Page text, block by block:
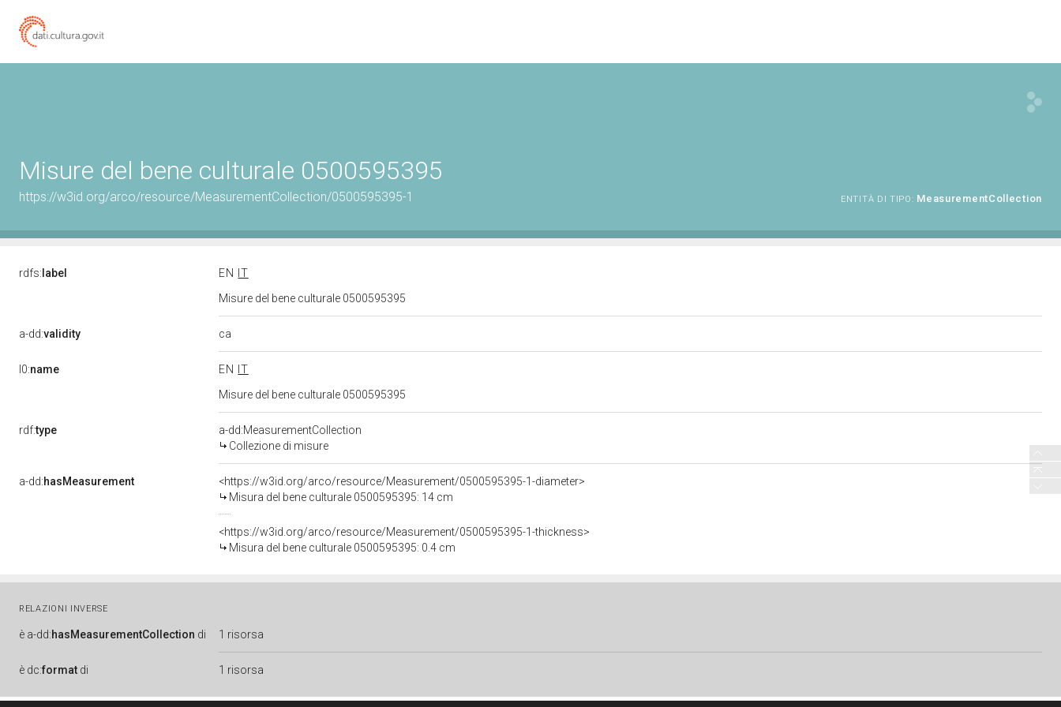
Misure del bene culturale 0500595395
https://w3id.org/arco/resource/MeasurementCollection/0500595395-1 ENTITÀ DI TIPO: MeasurementCollection
rdfs: label EN
IT
Misure del bene culturale 0500595395
a-dd:validity ca
l0:name EN
IT
Misure del bene culturale 0500595395
rdf:type
a-dd:MeasurementCollection
Collezione di misure
a-dd:hasMeasurement
<https://w3id.org/arco/resource/Measurement/0500595395-1-diameter>
Misura del bene culturale 0500595395: 14 cm
<https://w3id.org/arco/resource/Measurement/0500595395-1-thickness>
Misura del bene culturale 0500595395: 0.4 cm
RELAZIONI INVERSE
è a-dd:hasMeasurementCollection di 1 risorsa
è dc:format di 1 risorsa